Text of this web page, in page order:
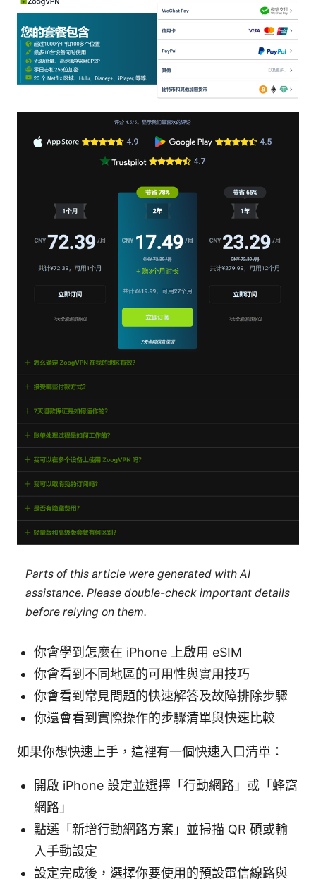
Parts of this article were generated with AI
assistance. Please double-check important details
before relying on them.
你會學到怎麼在 iPhone 上啟用 eSIM
你會看到不同地區的可用性與實用技巧
你會看到常見問題的快速解答及故障排除步驟
你還會看到實際操作的步驟清單與快速比較
如果你想快速上手，這裡有一個快速入口清單：
開啟 iPhone 設定並選擇「行動網路」或「蜂窩
網路」
點選「新增行動網路方案」並掃描 QR 碩或輸
入手動設定
設定完成後，選擇你要使用的預設電信線路與